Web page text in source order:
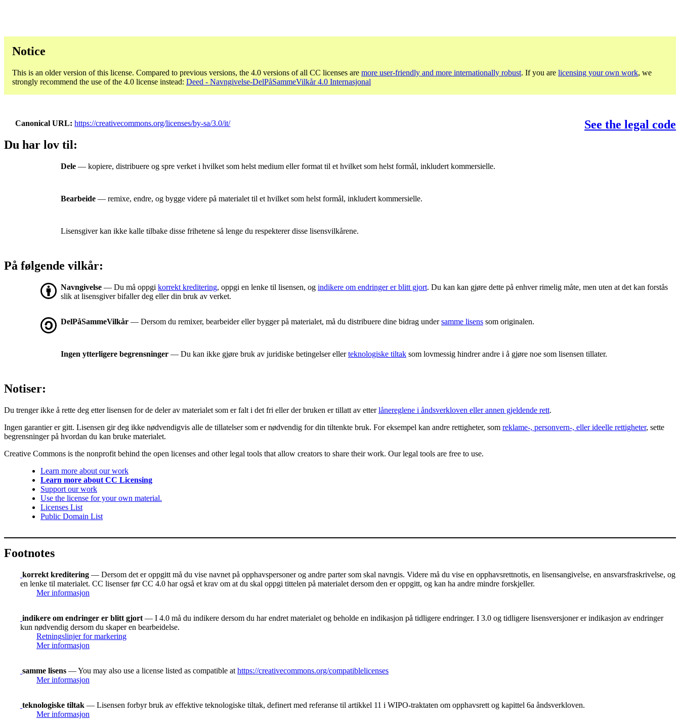
Notice
This is an older version of this license. Compared to previous versions, the 4.0 versions of all CC licenses are more user-friendly and more internationally robust. If you are licensing your own work, we
strongly recommend the use of the 4.0 license instead: Deed - Navngivelse-DelPåSammeVilkår 4.0 Internasjonal
Canonical URL https://creativecommons.org/licenses/by-sa/3.0/it/
See the legal code
Du har lov til:
Dele — kopiere, distribuere og spre verket i hvilket som helst medium eller format til et hvilket som helst formål, inkludert kommersielle.
Bearbeide — remixe, endre, og bygge videre på materialet til et hvilket som helst formål, inkludert kommersielle.
Lisensgiver kan ikke kalle tilbake disse frihetene så lenge du respekterer disse lisensvilkårene.
På følgende vilkår:
Navngivelse — Du må oppgi korrekt kreditering, oppgi en lenke til lisensen, og indikere om endringer er blitt gjort. Du kan kan gjøre dette på enhver rimelig måte, men uten at det kan forstås
slik at lisensgiver bifaller deg eller din bruk av verket.
DelPåSammeVilkår — Dersom du remixer, bearbeider eller bygger på materialet, må du distribuere dine bidrag undersamme lisens som originalen.
Ingen ytterligere begrensninger — Du kan ikke gjøre bruk av juridiske betingelser ellerteknologiske tiltak som lovmessig hindrer andre i å gjøre noe som lisensen tillater.
Notiser:
Du trenger ikke å rette deg etter lisensen for de deler av materialet som er falt i det fri eller der bruken er tillatt av etterlånereglene i åndsverkloven eller annen gjeldende rett.
Ingen garantier er gitt. Lisensen gir deg ikke nødvendigvis alle de tillatelser som er nødvendig for din tiltenkte bruk. For eksempel kan andre rettigheter, som reklame-, personvern-, eller ideelle rettigheter, sette
begrensninger på hvordan du kan bruke materialet.
Creative Commons is the nonprofit behind the open licenses and other legal tools that allow creators to share their work. Our legal tools are free to use.
Learn more about our work
Learn more about CC Licensing
Support our work
Use the license for your own material.
Licenses List
Public Domain List
Footnotes
korrekt kreditering — Dersom det er oppgitt må du vise navnet på opphavspersoner og andre parter som skal navngis. Videre må du vise en opphavsrettnotis, en lisensangivelse, en ansvarsfraskrivelse, og
en lenke til materialet. CC lisenser før CC 4.0 har også et krav om at du skal oppgi tittelen på materialet dersom den er oppgitt, og kan ha andre mindre forskjeller.
Mer informasjon
indikere om endringer er blitt gjort — I 4.0 må du indikere dersom du har endret materialet og beholde en indikasjon på tidligere endringer. I 3.0 og tidligere lisensversjoner er indikasjon av endringer
kun nødvendig dersom du skaper en bearbeidelse.
Retningslinjer for markering
Mer informasjon
samme lisens — You may also use a license listed as compatible at https://creativecommons.org/compatiblelicenses
Mer informasjon
teknologiske tiltak — Lisensen forbyr bruk av effektive teknologiske tiltak, definert med referanse til artikkel 11 i WIPO-traktaten om opphavsrett og kapittel 6a åndsverkloven.
Mer informasjon